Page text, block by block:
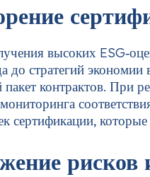
высоких
до стратегий
контрактов. При
сертификации,
рисков